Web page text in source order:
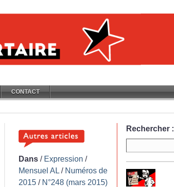
CONTACT
Dans / Expression /
Mensuel AL / Numéros de
2015 / N°248 (mars 2015)
Rechercher :